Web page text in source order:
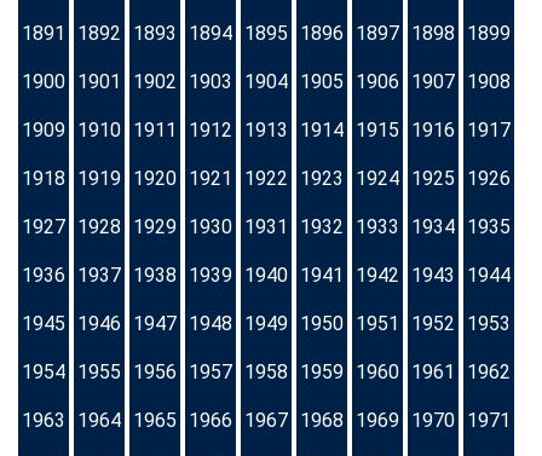
1891 1892 1893 1894 1895 1896 1897 1898 1899
1900 1901 1902 1903 1904 1905 1906 1907 1908
1909 1910 1911 1912 1913 1914 1915 1916 1917
1918 1919 1920 1921 1922 1923 1924 1925 1926
1927 1928 1929 1930 1931 1932 1933 1934 1935
1936 1937 1938 1939 1940 1941 1942 1943 1944
1945 1946 1947 1948 1949 1950 1951 1952 1953
1954 1955 1956 1957 1958 1959 1960 1961 1962
1963 1964 1965 1966 1967 1968 1969 1970 1971